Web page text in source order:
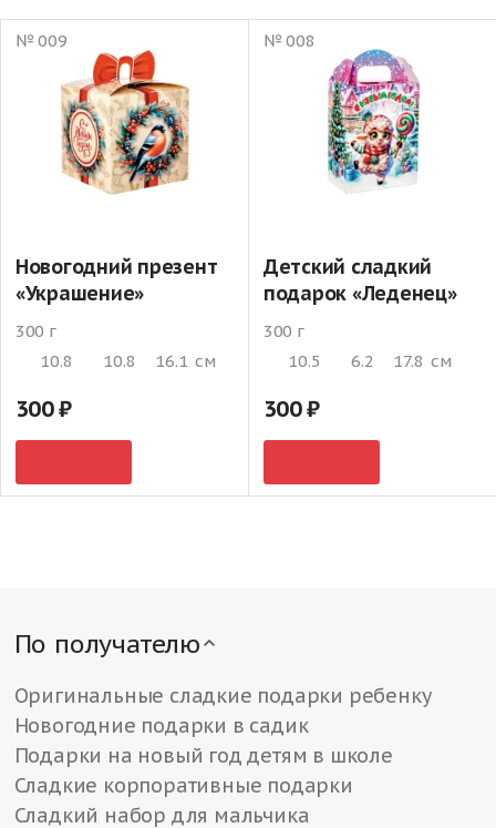
№ 009
Новогодний презент
«Украшение»
300 г
10.8
10.8 16.1 см
300
№ 008
Детский сладкий
подарок «Леденец»
300 г
10.5
6.2 17.8 см
300
По получателю
Оригинальные сладкие подарки ребенку
Новогодние подарки в садик
Подарки на новый год детям в школе
Сладкие корпоративные подарки
Сладкий набор для мальчика